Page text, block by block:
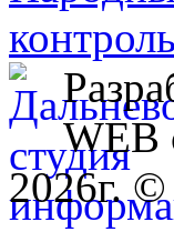
WEB
2026г.